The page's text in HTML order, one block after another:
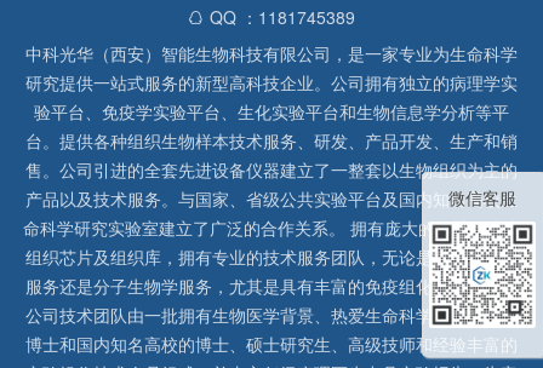
QQ ：1181745389
中科光华（西安）智能生物科技有限公司，是一家专业为生命科学
研究提供一站式服务的新型高科技企业。公司拥有独立的病理学实
验平台、免疫学实验平台、生化实验平台和生物信息学分析等平
台。提供各种组织生物样本技术服务、研发、产品开发、生产和销
售。公司引进的全套先进设备仪器建立了一整套以生物组织为主的
产品以及技术服务。与国家、省级公共实验平台及国内知名高校生
命科学研究实验室建立了广泛的合作关系。 拥有庞大的石蜡、冰冻
组织芯片及组织库，拥有专业的技术服务团队，无论是形态病理学
服务还是分子生物学服务，尤其是具有丰富的免疫组化实验经验，
公司技术团队由一批拥有生物医学背景、热爱生命科学研究的留美
博士和国内知名高校的博士、硕士研究生、高级技师和经验丰富的
微信客服